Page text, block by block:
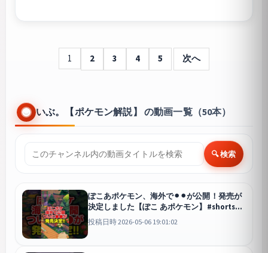
1 2 3 4 5 次へ
いぶ。【ポケモン解説】 の動画一覧（50本）
🔍 検索
ぽこあポケモン、海外で⚫︎⚫︎が公開！発売が
決定しました【ぽこ あポケモン】#shorts#
ぽこあポケモン#ポケモン
投稿日時 2026-05-06 19:01:02